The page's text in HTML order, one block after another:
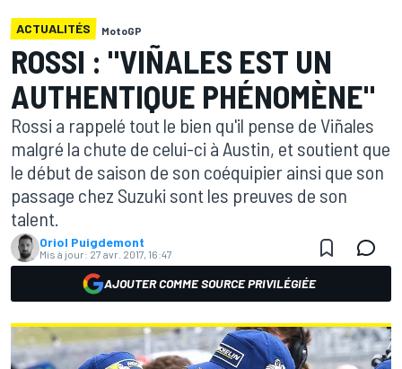
ACTUALITÉS MotoGP
ROSSI : "VIÑALES EST UN
AUTHENTIQUE PHÉNOMÈNE"
Rossi a rappelé tout le bien qu'il pense de Viñales
malgré la chute de celui-ci à Austin, et soutient que
le début de saison de son coéquipier ainsi que son
passage chez Suzuki sont les preuves de son
talent.
Oriol Puigdemont
Mis à jour: 27 avr. 2017, 16:47
AJOUTER COMME SOURCE PRIVILÉGIÉE